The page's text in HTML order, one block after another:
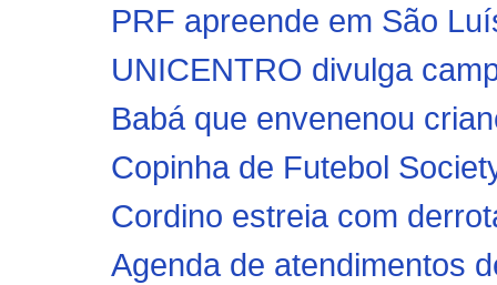
PRF apreende em São
UNICENTRO divulga
Babá que envenenou
Copinha de Futebol
Cordino estreia com
Agenda de atendimentos